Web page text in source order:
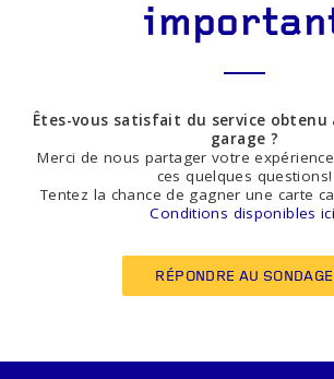
Êtes-vous satisfait du service obtenu
garage ?
Merci de nous partager votre
ces quelques questions!
Tentez la chance de gagner une carte
Conditions disponibles ici
RÉPONDRE AU SONDAGE